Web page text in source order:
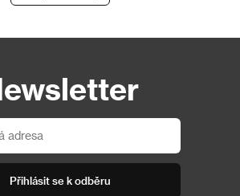
Přihlásit se k odběru